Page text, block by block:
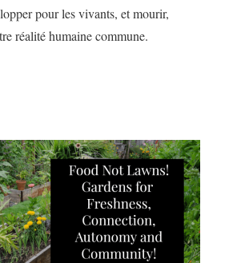
pour les vivants, et mourir,
réalité humaine commune.